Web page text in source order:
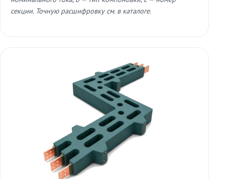
секции. Точную расшифровку см. в каталоге.